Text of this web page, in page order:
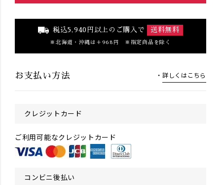
税込5,940円以上のご購入で 送料無料
北海道・沖縄は＋968円 ※指定商品を除く
お支払い方法 詳しくはこちら
クレジットカード
ご利用可能なクレジットカード
コンビニ後払い